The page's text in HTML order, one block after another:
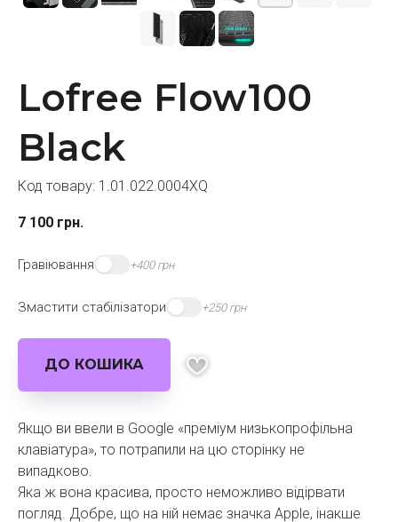
Lofree Flow100
Black
Код товару: 1.01.022.0004XQ
7 100 грн.
Гравіювання +400 грн
Змастити стабілізатори +250 грн
ДО КОШИКА
Якщо ви ввели в Google «преміум низькопрофільна
клавіатура», то потрапили на цю сторінку не
випадково.
Яка ж вона красива, просто неможливо відірвати
погляд. Добре, що на ній немає значка Apple, інакше